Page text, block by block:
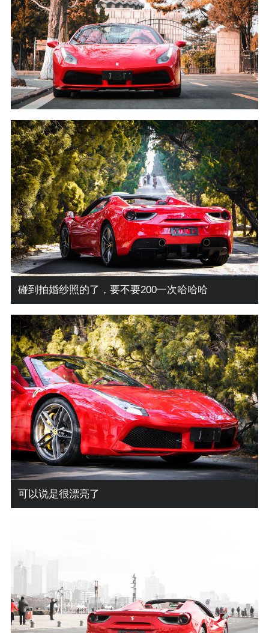
碰到拍婚纱照的了，要不要200一次哈哈哈
可以说是很漂亮了